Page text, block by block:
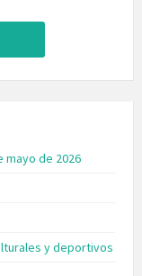
mayo de 2026
y deportivos